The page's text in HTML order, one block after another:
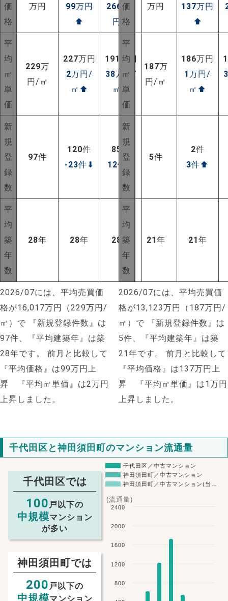
NEW!
NEW!
価
格
万円
99万円
⬆
2661万
円 ⬆
平
均
㎡
単
価
229万
円/㎡
227万円
2万円/
㎡ ⬆
191 万円
38万円/
㎡ ⬆
新
規
登
録
数
97件
120件
-23件 ⬇
85
件
12件
平
均
築
年
数
28年 28年 28 年
2026/07には、平均売買価
格が16,017万円（229万円/
㎡）で 『新規登録件数』は
97件、『平均建築年』は築
28年です。
前月と比較して
『平均価格』は99万円上
昇 『平均㎡単価』は2万円
上昇しました。
価
格
万円
137万円
⬆
平
均
㎡
単
価
187万
円/㎡
186万円
1万円/
㎡ ⬆
新
規
登
録
数
5件
2件
3件⬆
平
均
築
年
数
21年 21年
2026/07には、平均売買価
格が13,123万円（187万円/
㎡）で 『新規登録件数』は
5件、『平均建築年』は築
21年です。
前月と比較して
『平均価格』は137万円上
昇 『平均㎡単価』は1万円
上昇しました。
千代田区と神田須田町のマンション流通量
千代田区では
100 戸以下の
中規模マンション
が多い
神田須田町では
200 戸以下の
中規模マンション
(流通量)
千代田区／中古マンション
神田須田町／中古マンション
神田須田町／中古マンション(当…
800
1200
1600
2000
2400